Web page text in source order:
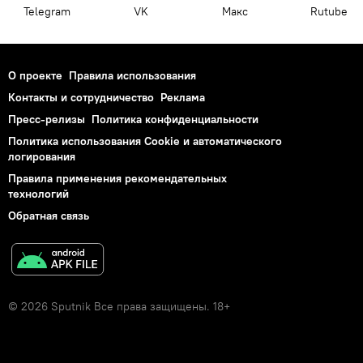
Telegram VK Макс Rutube
О проекте Правила использования
Контакты и сотрудничество Реклама
Пресс-релизы Политика конфиденциальности
Политика использования Cookie и автоматического
логирования
Правила применения рекомендательных
технологий
Обратная связь
© 2026 Sputnik Все права защищены. 18+